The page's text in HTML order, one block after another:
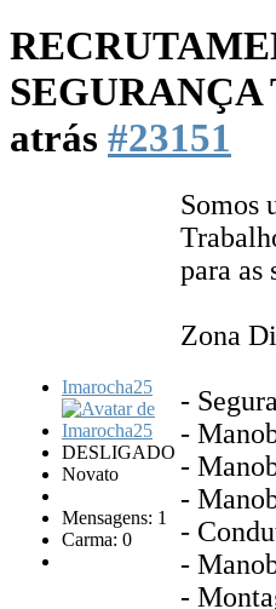
atrás #23151
Imarocha25
DESLIGADO
Novato
Mensagens: 1
Carma: 0
Somos
para as
Zona
-
-
-
-
-
-
-